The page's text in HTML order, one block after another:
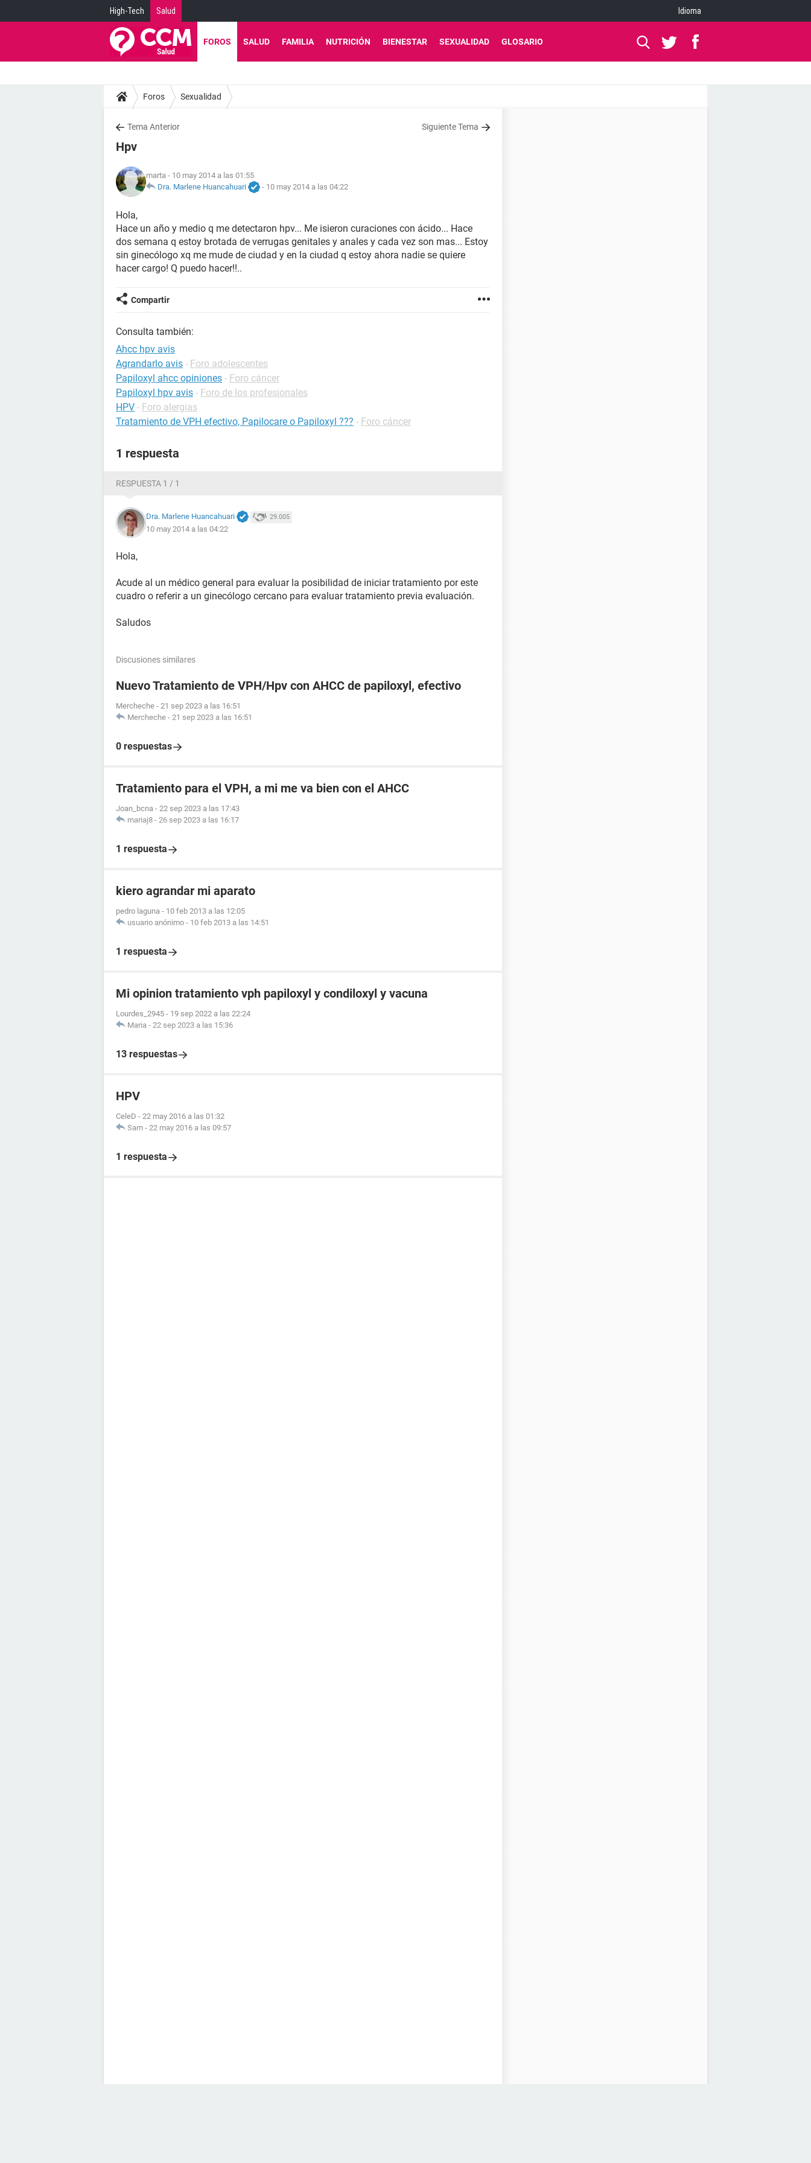
High-Tech Salud Idioma
FOROS SALUD FAMILIA NUTRICIÓN BIENESTAR SEXUALIDAD GLOSARIO
Foros Sexualidad
Tema Anterior Siguiente Tema
Hpv
marta - 10 may 2014 a las 01:55
Dra. Marlene Huancahuari
- 10 may 2014 a las 04:22
Hola,
Hace un año y medio q me detectaron hpv... Me isieron curaciones con ácido... Hace
dos semana q estoy brotada de verrugas genitales y anales y cada vez son mas... Estoy
sin ginecólogo xq me mude de ciudad y en la ciudad q estoy ahora nadie se quiere
hacer cargo! Q puedo hacer!!..
Compartir
Consulta también:
Ahcc hpv avis
Agrandarlo avis - Foro adolescentes
Papiloxyl ahcc opiniones - Foro cáncer
Papiloxyl hpv avis - Foro de los profesionales
HPV - Foro alergias
Tratamiento de VPH efectivo, Papilocare o Papiloxyl ??? - Foro cáncer
1 respuesta
RESPUESTA 1 / 1
Dra. Marlene Huancahuari 29.005
10 may 2014 a las 04:22
Hola,
Acude al un médico general para evaluar la posibilidad de iniciar tratamiento por este
cuadro o referir a un ginecólogo cercano para evaluar tratamiento previa evaluación.
Saludos
Discusiones similares
Nuevo Tratamiento de VPH/Hpv con AHCC de papiloxyl, efectivo
Mercheche - 21 sep 2023 a las 16:51
Mercheche - 21 sep 2023 a las 16:51
0 respuestas
Tratamiento para el VPH, a mi me va bien con el AHCC
Joan_bcna - 22 sep 2023 a las 17:43
mariaj8 - 26 sep 2023 a las 16:17
1 respuesta
kiero agrandar mi aparato
pedro laguna - 10 feb 2013 a las 12:05
usuario anónimo - 10 feb 2013 a las 14:51
1 respuesta
Mi opinion tratamiento vph papiloxyl y condiloxyl y vacuna
Lourdes_2945 - 19 sep 2022 a las 22:24
Maria - 22 sep 2023 a las 15:36
13 respuestas
HPV
CeleD - 22 may 2016 a las 01:32
Sam - 22 may 2016 a las 09:57
1 respuesta